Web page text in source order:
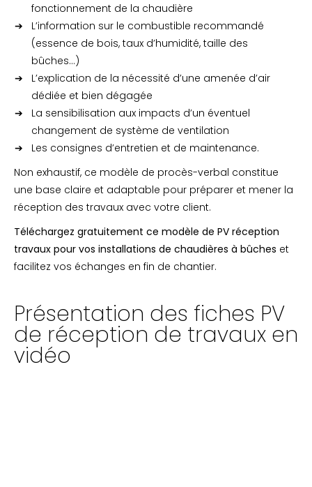
fonctionnement de la chaudière
L’information sur le combustible recommandé
(essence de bois, taux d’humidité, taille des
bûches…)
L’explication de la nécessité d’une amenée d’air
dédiée et bien dégagée
La sensibilisation aux impacts d’un éventuel
changement de système de ventilation
Les consignes d’entretien et de maintenance.
Non exhaustif, ce modèle de procès-verbal constitue
une base claire et adaptable pour préparer et mener la
réception des travaux avec votre client.
Téléchargez gratuitement ce modèle de PV réception
travaux pour vos installations de chaudières à bûches et
facilitez vos échanges en fin de chantier.
Présentation des fiches PV
de réception de travaux en
vidéo